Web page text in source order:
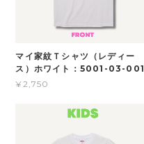
マイ家紋Ｔシャツ（レディー
ス）ホワイト：5001-03-001
¥2,750